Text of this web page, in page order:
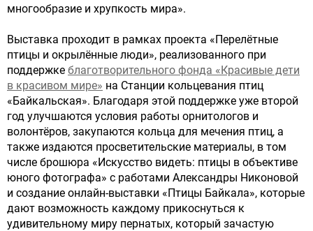
многообразие и хрупкость мира».
Выставка проходит в рамках проекта «Перелётные
птицы и окрылённые люди», реализованного при
поддержке благотворительного фонда «Красивые дети
в красивом мире» на Станции кольцевания птиц
«Байкальская». Благодаря этой поддержке уже второй
год улучшаются условия работы орнитологов и
волонтёров, закупаются кольца для мечения птиц, а
также издаются просветительские материалы, в том
числе брошюра «Искусство видеть: птицы в объективе
юного фотографа» с работами Александры Никоновой
и создание онлайн-выставки «Птицы Байкала», которые
дают возможность каждому прикоснуться к
удивительному миру пернатых, который зачастую